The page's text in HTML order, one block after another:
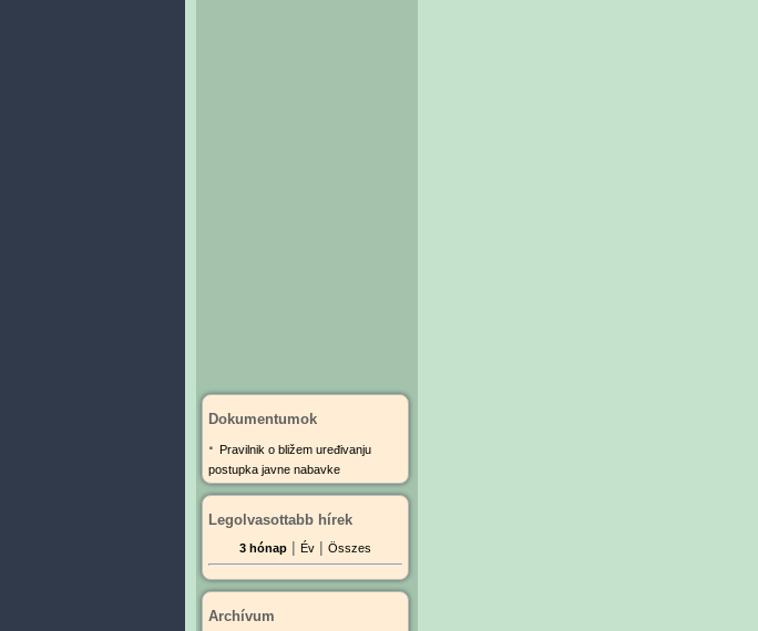
Dokumentumok
· Pravilnik o bližem uređivanju
postupka javne nabavke
Legolvasottabb hírek
3 hónap | Év | Összes
Archívum